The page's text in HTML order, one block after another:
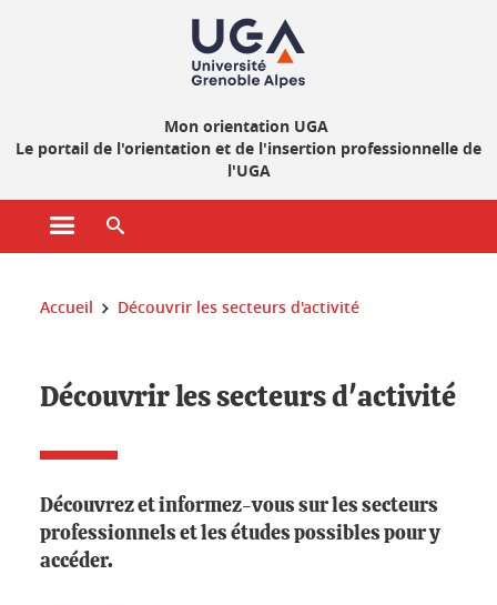
Mon orientation UGA
Le portail de l'orientation et de l'insertion professionnelle de
l'UGA
Ouvrir le menu principal
Vous êtes ici :
Accueil Découvrir les secteurs d'activité
Découvrir les secteurs d'activité
Découvrez et informez-vous sur les secteurs
professionnels et les études possibles pour y
accéder.